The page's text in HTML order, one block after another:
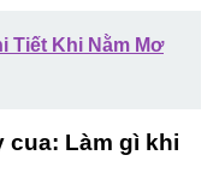
Tiết Khi Nằm Mơ
Làm gì khi